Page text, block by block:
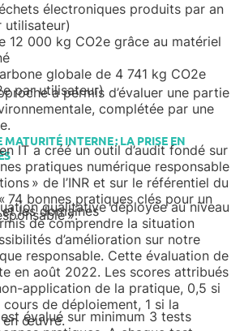
électroniques produits par an
utilisateur)
12 000 kg CO2e grâce au matériel
globale de 4 741 kg CO2e
par utilisateur)
a permis d’évaluer une partie
complétée par une
MATURITÉ INTERNE : LA PRISE EN
IT a créé un outil d’audit fondé sur
pratiques numérique responsable
» de l’INR et sur le référentiel du
74 bonnes pratiques clés pour un
».
les domaines
qualitative déployée au niveau
de comprendre la situation
d’amélioration sur notre
responsable. Cette évaluation de
en août 2022. Les scores attribués
application de la pratique, 0,5 si
de déploiement, 1 si la
en œuvre.
évalué sur minimum 3 tests